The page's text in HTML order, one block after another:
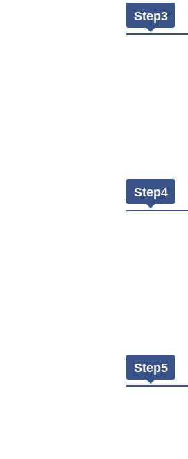
Step3
Step4
Step5